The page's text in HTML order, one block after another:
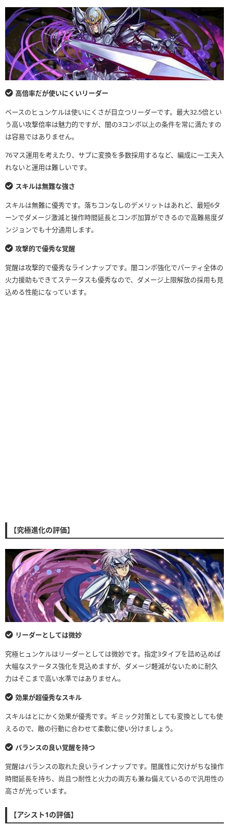
高倍率だが使いにくいリーダー
ベースのヒュンケルは使いにくさが目立つリーダーです。最大32.5倍とい
う高い攻撃倍率は魅力的ですが、闇の3コンボ以上の条件を常に満たすの
は容易ではありません。
76マス運用を考えたり、サブに変換を多数採用するなど、編成に一工夫入
れないと運用は難しいです。
スキルは無難な強さ
スキルは無難に優秀です。落ちコンなしのデメリットはあれど、最短6タ
ーンでダメージ激減と操作時間延長とコンボ加算ができるので高難易度ダ
ンジョンでも十分通用します。
攻撃的で優秀な覚醒
覚醒は攻撃的で優秀なラインナップです。闇コンボ強化でパーティ全体の
火力援助もできてステータスも優秀なので、ダメージ上限解放の採用も見
込める性能になっています。
【究極進化の評価】
リーダーとしては微妙
究極ヒュンケルはリーダーとしては微妙です。指定3タイプを詰め込めば
大幅なステータス強化を見込めますが、ダメージ軽減がないために耐久
力はそこまで高い水準ではありません。
効果が超優秀なスキル
スキルはとにかく効果が優秀です。ギミック対策としても変換としても使
えるので、敵の行動に合わせて柔軟に使い分けましょう。
バランスの良い覚醒を持つ
覚醒はバランスの取れた良いラインナップです。闇属性に欠けがちな操作
時間延長を持ち、尚且つ耐性と火力の両方も兼ね備えているので汎用性の
高さが光っています。
【アシスト1の評価】